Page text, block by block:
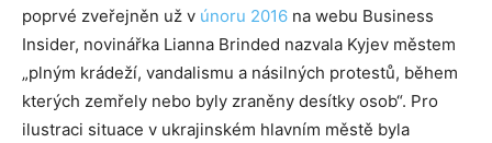
poprvé zveřejněn už v únoru 2016 na webu Business
Insider, novinářka Lianna Brinded nazvala Kyjev městem
„plným krádeží, vandalismu a násilných protestů, během
kterých zemřely nebo byly zraněny desítky osob“. Pro
ilustraci situace v ukrajinském hlavním městě byla